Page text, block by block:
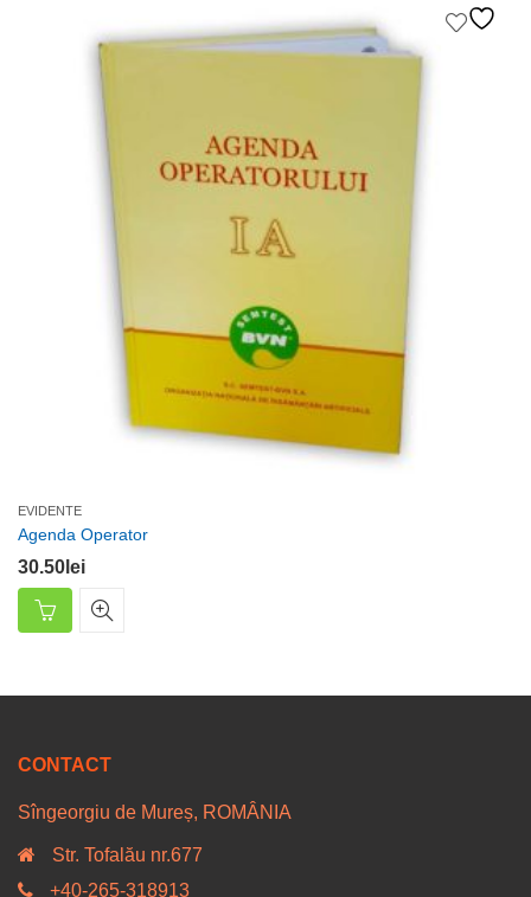
EVIDENTE
Agenda Operator
30.50 lei
CONTACT
Sîngeorgiu de Mureș, ROMÂNIA
Str. Tofalău nr.677
+40-265-318913